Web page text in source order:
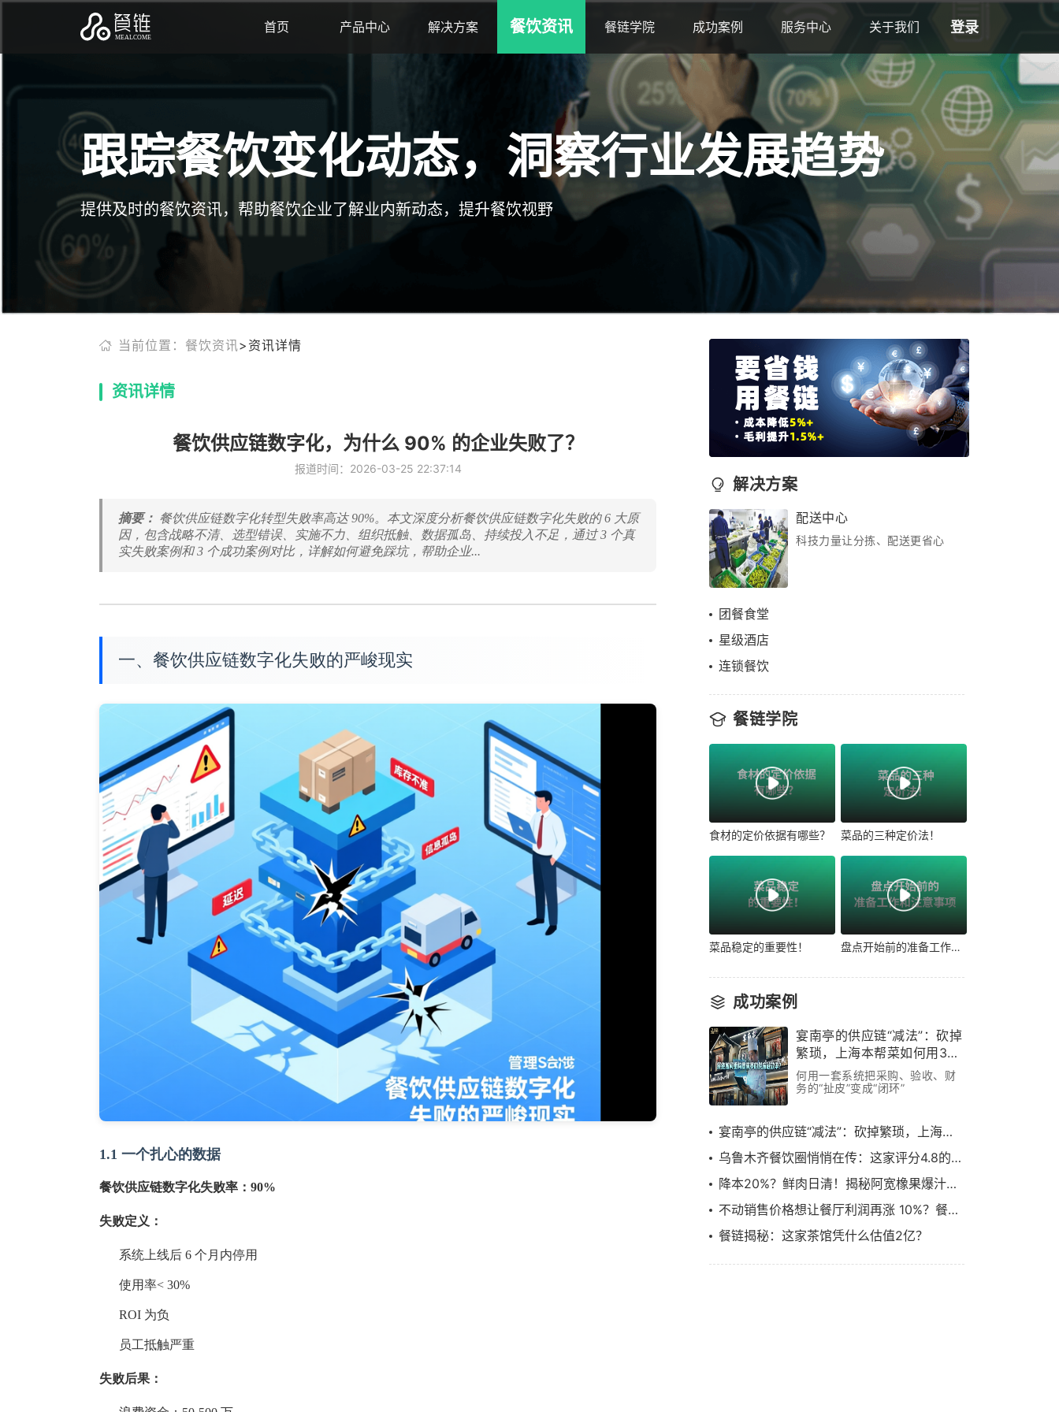
首页 产品中心 解决方案 餐饮资讯 餐链学院 成功案例 服务中心 关于我们 登录
跟踪餐饮变化动态，洞察行业发展趋势
提供及时的餐饮资讯，帮助餐饮企业了解业内新动态，提升餐饮视野
当前位置：餐饮资讯>资讯详情
资讯详情
餐饮供应链数字化，为什么 90% 的企业失败了？
报道时间：2026-03-25 22:37:14
摘要： 餐饮供应链数字化转型失败率高达 90%。本文深度分析餐饮供应链数字化失败的 6 大原
因，包含战略不清、选型错误、实施不力、组织抵触、数据孤岛、持续投入不足，通过 3 个真
实失败案例和 3 个成功案例对比，详解如何避免踩坑，帮助企业...
一、餐饮供应链数字化失败的严峻现实
1.1 一个扎心的数据
餐饮供应链数字化失败率：90%
失败定义：
系统上线后 6 个月内停用
使用率< 30%
ROI 为负
员工抵触严重
失败后果：
解决方案
配送中心
科技力量让分拣、配送更省心
团餐食堂
星级酒店
连锁餐饮
餐链学院
食材的定价依据有哪些？ 菜品的三种定价法！
菜品稳定的重要性！ 盘点开始前的准备工作和注意事项！
成功案例
宴南亭的供应链“减法”：砍掉
繁琐，上海本帮菜如何用3个
月跑通效率革命
何用一套系统把采购、验收、财
务的“扯皮”变成“闭环”
宴南亭的供应链“减法”：砍掉繁琐，上海本帮菜如何用3个月跑通效率革命
乌鲁木齐餐饮圈悄悄在传：这家评分4.8的餐厅，换了一套“供应链管理系统”
降本20%？鲜肉日清！揭秘阿宽橡果爆汁烤肉的出圈之路……
不动销售价格想让餐厅利润再涨 10%？餐链如何赋能川菜顶流饕林稳步增长
餐链揭秘：这家茶馆凭什么估值2亿？